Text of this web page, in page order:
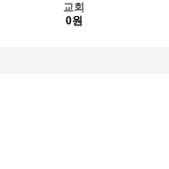
교회
0원